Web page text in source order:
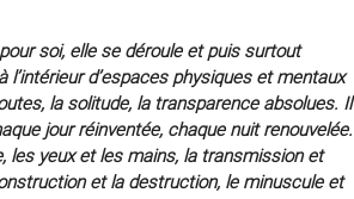
soi, elle se déroule et puis surtout
l’intérieur d’espaces physiques et mentaux
la solitude, la transparence absolues. Il
jour réinventée, chaque nuit renouvelée.
les yeux et les mains, la transmission et
et la destruction, le minuscule et